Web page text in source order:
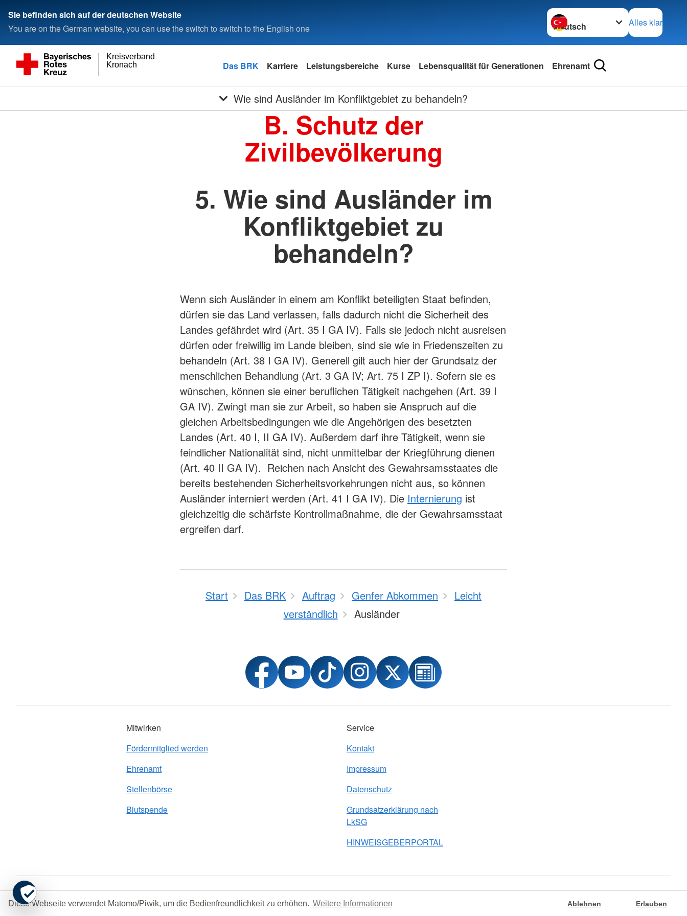
Diese Webseite verwendet Matomo/Piwik, um die Bedienfreundlichkeit zu erhöhen. Weitere Informationen Ablehnen Erlauben
Sie befinden sich auf der deutschen Website
You are on the German website, you can use the switch to switch to the English one
Sprache wechseln zu
Alles klar
Kronach
Kreisverband
Das BRK Karriere Leistungsbereiche Kurse Lebensqualität für Generationen Ehrenamt
Wie sind Ausländer im Konfliktgebiet zu behandeln?
B. Schutz der
Zivilbevölkerung
5. Wie sind Ausländer im
Konfliktgebiet zu
behandeln?
Wenn sich Ausländer in einem am Konflikt beteiligten Staat befinden,
dürfen sie das Land verlassen, falls dadurch nicht die Sicherheit des
Landes gefährdet wird (Art. 35 I GA IV). Falls sie jedoch nicht ausreisen
dürfen oder freiwillig im Lande bleiben, sind sie wie in Friedenszeiten zu
behandeln (Art. 38 I GA IV). Generell gilt auch hier der Grundsatz der
menschlichen Behandlung (Art. 3 GA IV; Art. 75 I ZP I). Sofern sie es
wünschen, können sie einer beruflichen Tätigkeit nachgehen (Art. 39 I
GA IV). Zwingt man sie zur Arbeit, so haben sie Anspruch auf die
gleichen Arbeitsbedingungen wie die Angehörigen des besetzten
Landes (Art. 40 I, II GA IV). Außerdem darf ihre Tätigkeit, wenn sie
feindlicher Nationalität sind, nicht unmittelbar der Kriegführung dienen
(Art. 40 II GA IV). Reichen nach Ansicht des Gewahrsamsstaates die
bereits bestehenden Sicherheitsvorkehrungen nicht aus, so können
Ausländer interniert werden (Art. 41 I GA IV). Die Internierung ist
gleichzeitig die schärfste Kontrollmaßnahme, die der Gewahrsamsstaat
ergreifen darf.
Start Das BRK Auftrag Genfer Abkommen
Leicht
verständlich
Ausländer
Mitwirken
Fördermitglied werden
Ehrenamt
Stellenbörse
Blutspende
Service
Kontakt
Impressum
Datenschutz
Grundsatzerklärung nach
LkSG
HINWEISGEBERPORTAL
Kontakt Impressum Datenschutz Grundsatzerklärung nach LkSG HINWEISGEBERPORTAL © 2026 Kreisverband Kronach